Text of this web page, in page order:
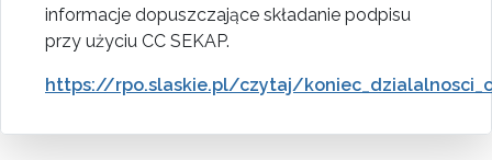
informacje dopuszczające składanie podpisu
przy użyciu CC SEKAP.
https://rpo.slaskie.pl/czytaj/